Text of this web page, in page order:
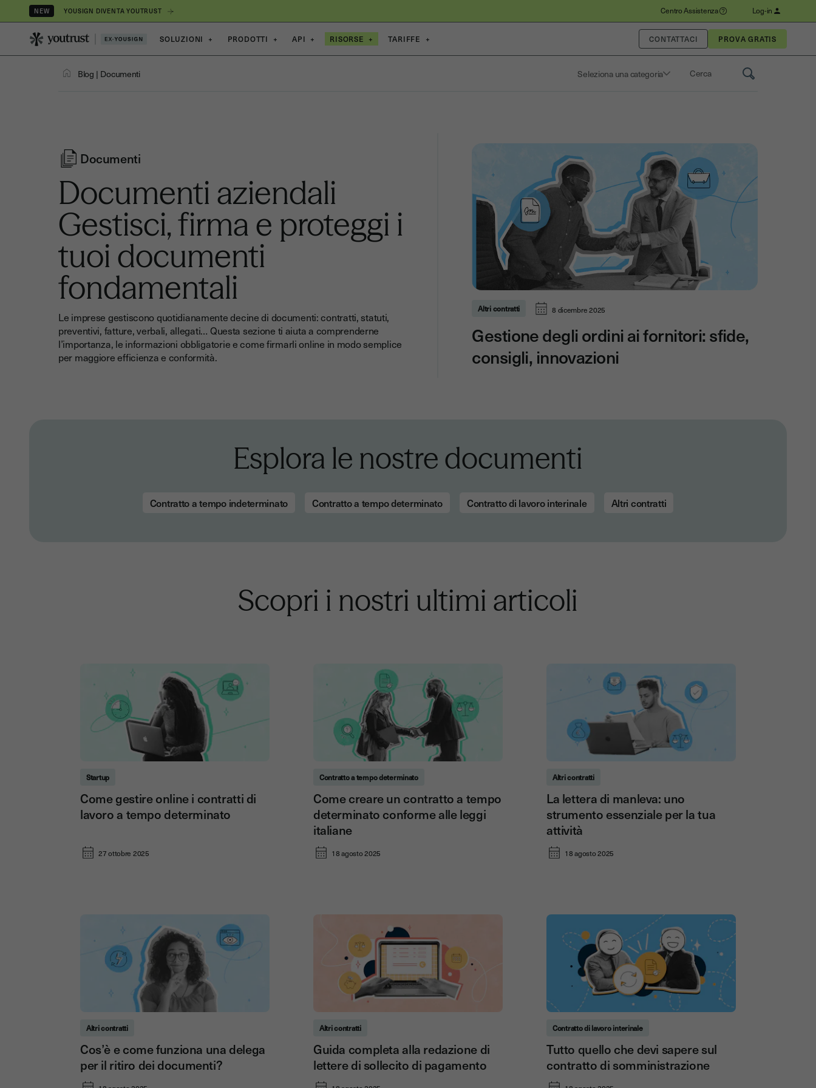
NEW YOUSIGN DIVENTA YOUTRUST Centro Assistenza Log-in
SOLUZIONI + PRODOTTI + API + RISORSE + TARIFFE + CONTATTACI
Blog | Documenti Seleziona una categoria Saisissez un terme pour
Documenti
Documenti aziendali
Gestisci, firma e proteggi i
tuoi documenti
fondamentali
Le imprese gestiscono quotidianamente decine di documenti: contratti, statuti,
preventivi, fatture, verbali, allegati… Questa sezione ti aiuta a comprenderne
l’importanza, le informazioni obbligatorie e come firmarli online in modo semplice
per maggiore efficienza e conformità.
Altri contratti 8 dicembre 2025
Gestione degli ordini ai fornitori: sfide,
consigli, innovazioni
Esplora le nostre documenti
Contratto a tempo indeterminato Contratto a tempo determinato Contratto di lavoro interinale Altri contratti
Scopri i nostri ultimi articoli
Startup
Come gestire online i contratti di
lavoro a tempo determinato
27 ottobre 2025
Contratto a tempo determinato
Come creare un contratto a tempo
determinato conforme alle leggi
italiane
18 agosto 2025
Altri contratti
La lettera di manleva: uno
strumento essenziale per la tua
attività
18 agosto 2025
Altri contratti
Cos’è e come funziona una delega
per il ritiro dei documenti?
Altri contratti
Guida completa alla redazione di
lettere di sollecito di pagamento
Contratto di lavoro interinale
Tutto quello che devi sapere sul
contratto di somministrazione